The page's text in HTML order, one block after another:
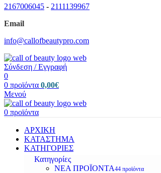
2167006045 - 2111139967
Email
info@callofbeautypro.com
Σύνδεση / Εγγραφή
0
0 προϊόντα 0,00€
Μενού
0 προϊόντα
ΑΡΧΙΚΗ
ΚΑΤΑΣΤΗΜΑ
ΚΑΤΗΓΟΡΙΕΣ
Κατηγορίες
ΝΕΑ ΠΡΟΪΟΝΤΑ44 προϊόντα